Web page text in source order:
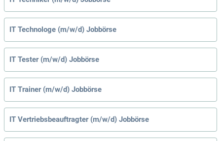
IT Technologe (m/w/d) Jobbörse
IT Tester (m/w/d) Jobbörse
IT Trainer (m/w/d) Jobbörse
IT Vertriebsbeauftragter (m/w/d) Jobbörse